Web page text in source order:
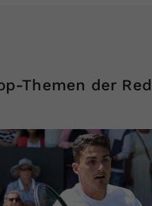
Themen der